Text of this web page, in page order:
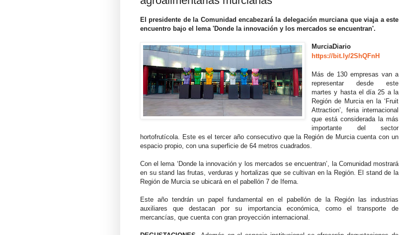
El presidente de la Comunidad encabezará la delegación murciana que viaja a este
encuentro bajo el lema 'Donde la innovación y los mercados se encuentran'.
MurciaDiario
https://bit.ly/2ShQFnH
Más de 130 empresas van a
representar desde este
martes y hasta el día 25 a la
Región de Murcia en la ‘Fruit
Attraction’, feria internacional
que está considerada la más
importante del sector
hortofrutícola. Este es el tercer año consecutivo que la Región de Murcia cuenta con un
espacio propio, con una superficie de 64 metros cuadrados.
Con el lema ‘Donde la innovación y los mercados se encuentran’, la Comunidad mostrará
en su stand las frutas, verduras y hortalizas que se cultivan en la Región. El stand de la
Región de Murcia se ubicará en el pabellón 7 de Ifema.
Este año tendrán un papel fundamental en el pabellón de la Región las industrias
auxiliares que destacan por su importancia económica, como el transporte de
mercancías, que cuenta con gran proyección internacional.